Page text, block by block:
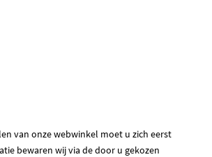
van onze webwinkel moet u zich eerst
bewaren wij via de door u gekozen